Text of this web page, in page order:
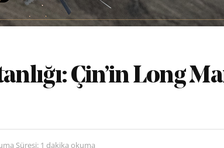
Çin’in Long
Süresi: 1 dakika okuma